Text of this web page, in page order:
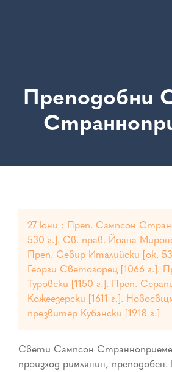
Преподобни
27 юни : Преп. Сампсон
530 г.]. Св. прав. Йоана
Преп. Севир Италийски [ок.
Георги Светогорец [1066 г.].
Туровски [1150 г.]. Преп.
Кожеезерски [1611 г.].
презвитер Кубански [1918 г.]
Свети Сампсон
произход римлянин,